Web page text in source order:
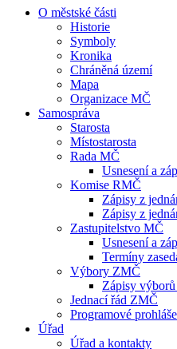
O městské části
Historie
Symboly
Kronika
Chráněná území
Mapa
Organizace MČ
Samospráva
Starosta
Místostarosta
Rada MČ
Usnesení a
Komise RMČ
Zápisy z
Zápisy z
Zastupitelstvo MČ
Usnesení a
Termíny
Výbory ZMČ
Zápisy
Jednací řád ZMČ
Programové
Úřad
Úřad a kontakty